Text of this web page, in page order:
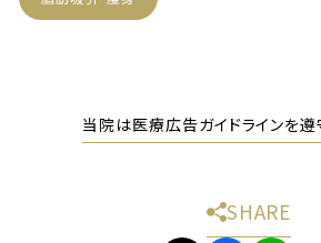
当院は医療広告ガイドラインを遵
SHARE